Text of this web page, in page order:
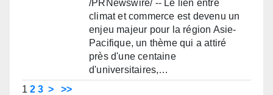
/PRNewswire/ -- Le lien entre
climat et commerce est devenu un
enjeu majeur pour la région Asie-
Pacifique, un thème qui a attiré
près d'une centaine
d'universitaires,…
1 2 3 > >>